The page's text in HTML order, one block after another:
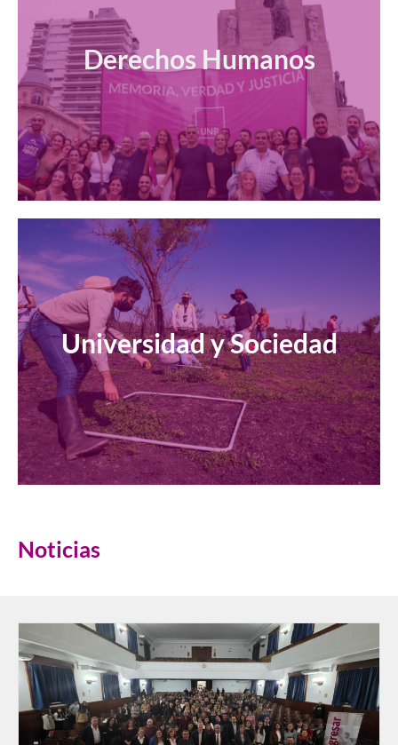
Derechos Humanos
Universidad y Sociedad
Noticias